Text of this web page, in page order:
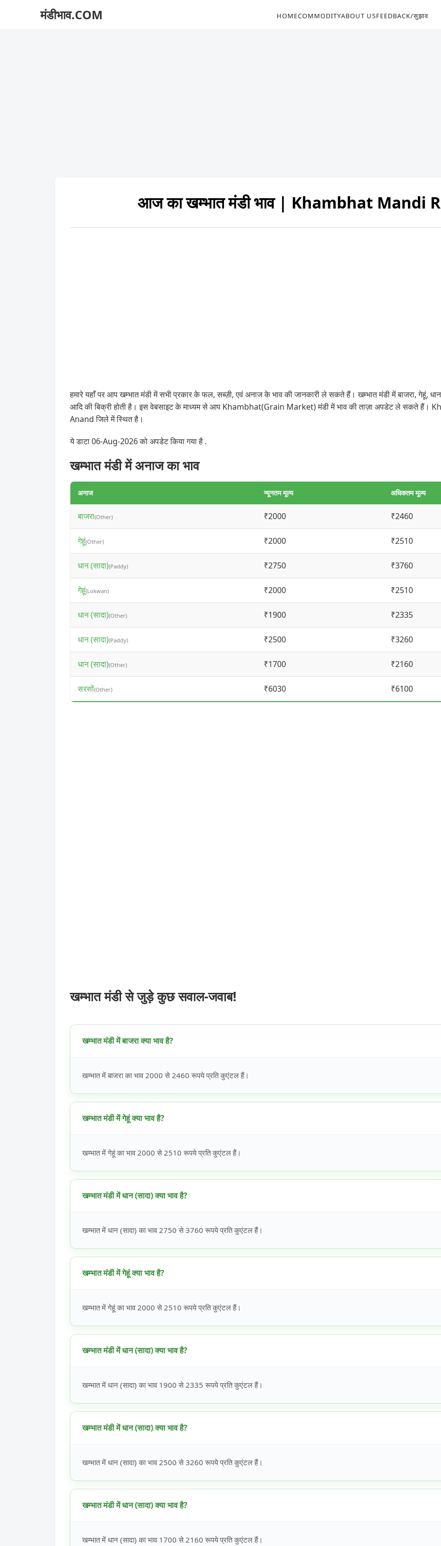
मंडीभाव.COM HOMECOMMODITYABOUT USFEEDBACK/सुझाव
आज का खम्भात मंडी भाव | Khambhat Mandi
हमारे यहाँ पर आप खम्भात मंडी में सभी प्रकार के फल, सब्ज़ी, एवं अनाज के भाव की जानकारी ले सकते हैं। खम्भात मंडी में बाजरा, गेहूं, धान
आदि की बिक्री होती है। इस वेबसाइट के माध्यम से आप Khambhat(Grain Market) मंडी में भाव की ताज़ा अपडेट ले सकते
Anand जिले में स्थित है।
ये डाटा 06-Aug-2026 को अपडेट किया गया है .
खम्भात मंडी में अनाज का भाव
अनाज न्यूनतम मूल्य अधिकतम मूल्य
बाजरा(Other) ₹2000 ₹2460
गेहूं(Other) ₹2000 ₹2510
धान (सादा)(Paddy) ₹2750 ₹3760
गेहूं(Lokwan) ₹2000 ₹2510
धान (सादा)(Other) ₹1900 ₹2335
धान (सादा)(Paddy) ₹2500 ₹3260
धान (सादा)(Other) ₹1700 ₹2160
सरसों(Other) ₹6030 ₹6100
खम्भात मंडी से जुड़े कुछ सवाल-जवाब!
खम्भात मंडी में बाजरा क्या भाव है?
खम्भात में बाजरा का भाव 2000 से 2460 रूपये प्रति कुएंटल हैं।
खम्भात मंडी में गेहूं क्या भाव है?
खम्भात में गेहूं का भाव 2000 से 2510 रूपये प्रति कुएंटल हैं।
खम्भात मंडी में धान (सादा) क्या भाव है?
खम्भात में धान (सादा) का भाव 2750 से 3760 रूपये प्रति कुएंटल हैं।
खम्भात मंडी में गेहूं क्या भाव है?
खम्भात में गेहूं का भाव 2000 से 2510 रूपये प्रति कुएंटल हैं।
खम्भात मंडी में धान (सादा) क्या भाव है?
खम्भात में धान (सादा) का भाव 1900 से 2335 रूपये प्रति कुएंटल हैं।
खम्भात मंडी में धान (सादा) क्या भाव है?
खम्भात में धान (सादा) का भाव 2500 से 3260 रूपये प्रति कुएंटल हैं।
खम्भात मंडी में धान (सादा) क्या भाव है?
खम्भात में धान (सादा) का भाव 1700 से 2160 रूपये प्रति कुएंटल हैं।